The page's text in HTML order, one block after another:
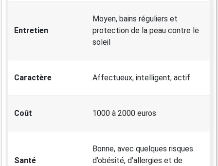
Entretien
Moyen, bains réguliers et
protection de la peau contre le
soleil
Caractère Affectueux, intelligent, actif
Coût 1000 à 2000 euros
Santé
Bonne, avec quelques risques
d’obésité, d’allergies et de